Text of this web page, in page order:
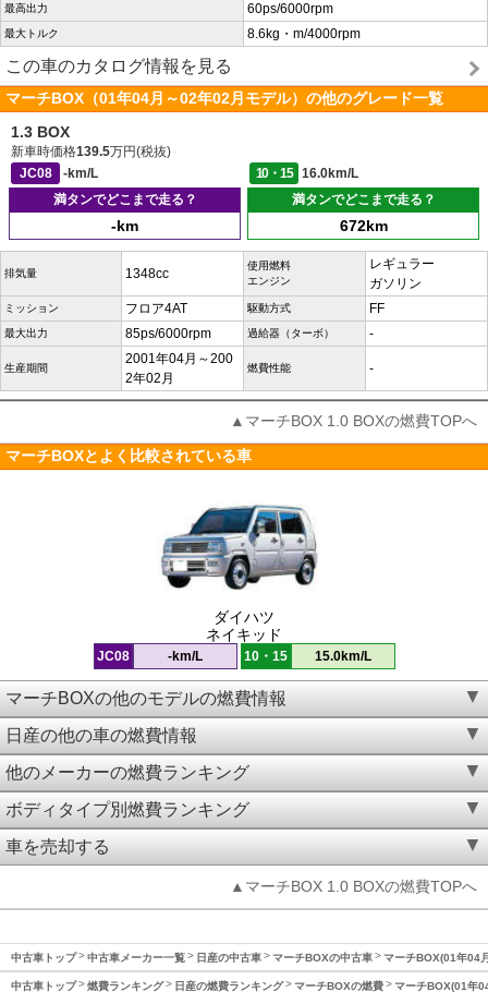
最高出力 60ps/6000rpm
最大トルク 8.6kg・m/4000rpm
この車のカタログ情報を見る
マーチBOX（01年04月～02年02月モデル）の他のグレード一覧
1.3 BOX
新車時価格139.5万円(税抜)
JC08
-km/L 10・15
16.0km/L
満タンでどこまで走る？
-km
満タンでどこまで走る？
672km
排気量 1348cc
使用燃料
エンジン
レギュラー
ガソリン
ミッション フロア4AT 駆動方式 FF
最大出力 85ps/6000rpm 過給器（ターボ） -
生産期間
2001年04月～200
2年02月
燃費性能 -
▲マーチBOX 1.0 BOXの燃費TOPへ
マーチBOXとよく比較されている車
ダイハツ
ネイキッド
JC08 -km/L 10・15 15.0km/L
マーチBOXの他のモデルの燃費情報
日産の他の車の燃費情報
他のメーカーの燃費ランキング
ボディタイプ別燃費ランキング
車を売却する
▲マーチBOX 1.0 BOXの燃費TOPへ
中古車トップ 中古車メーカー一覧 日産の中古車 マーチBOXの中古車 マーチBOX(01年04
中古車トップ 燃費ランキング 日産の燃費ランキング マーチBOXの燃費 マーチBOX(01年